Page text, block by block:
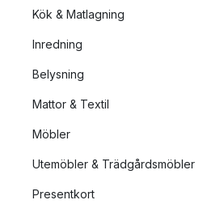
Kök & Matlagning
Inredning
Belysning
Mattor & Textil
Möbler
Utemöbler & Trädgårdsmöbler
Presentkort